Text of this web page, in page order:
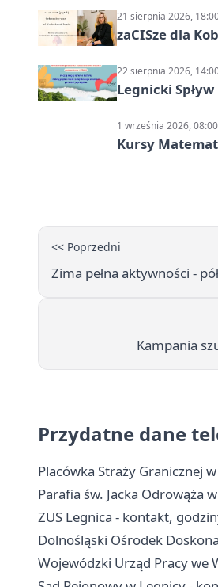
21 sierpnia 2026,
zaCISze dla
22 sierpnia 2026,
Legnicki
1 września 2026, 08:00
Kursy
<< Poprzedni
Zima pełna aktywności -
Kampania
Przydatne dane
Placówka Straży Granicznej
Parafia św. Jacka Odrowąża
ZUS Legnica - kontakt,
Dolnośląski Ośrodek
Wojewódzki Urząd Pracy we